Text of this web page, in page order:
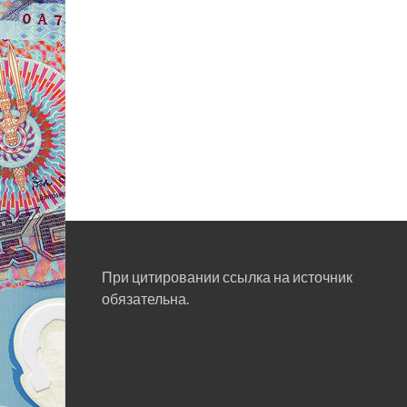
При цитировании ссылка на источник
обязательна.